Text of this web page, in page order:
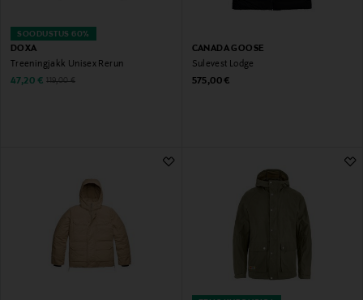
SOODUSTUS 60%
DOXA
Treeningjakk Unisex Rerun
Discounted Price
47,20 € Original Price
119,00 €
CANADA GOOSE
Sulevest Lodge
Original Price
575,00 €